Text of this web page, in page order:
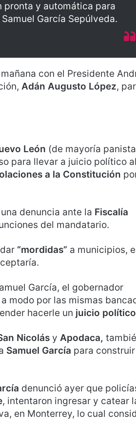
pronta y automática para
García Sepúlveda.
con el Presidente
Adán Augusto López,
León (de mayoría
para llevar a juicio político al
a la Constitución
denuncia ante la Fiscalía
del mandatario.
“mordidas” a municipios,
García, el gobernador
modo por las mismas
hacerle un juicio
Nicolás y Apodaca,
Samuel García para
denunció ayer que
, intentaron ingresar y catear
en Monterrey, lo cual